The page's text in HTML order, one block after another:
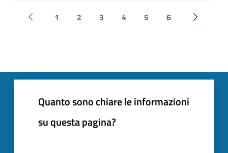
Pagina precedente
1 2 3 4 5 6
Quanto sono chiare le informazioni
su questa pagina?